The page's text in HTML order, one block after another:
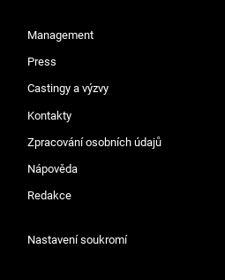
Management
Press
Castingy a výzvy
Kontakty
Zpracování osobních údajů
Nápověda
Redakce
Nastavení soukromí